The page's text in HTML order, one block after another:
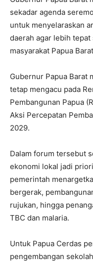
sekadar agenda
untuk menyelaraskan
daerah agar lebih
masyarakat Papua
Gubernur Papua Barat
tetap mengacu pada
Pembangunan Papua
Aksi Percepatan
2029.
Dalam forum tersebut
ekonomi lokal jadi
pemerintah
bergerak,
rujukan, hingga
TBC dan malaria.
Untuk Papua Cerdas
pengembangan